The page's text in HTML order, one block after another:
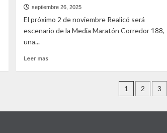
septiembre 26, 2025
El próximo 2 de noviembre Realicó será
escenario de la Media Maratón Corredor 188,
una...
Leer mas
1 2 3